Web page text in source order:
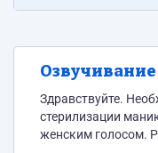
Здравствуйте. Необходимо озвучить ролик о
стерилизации
женским голосом. Работаем после ознакомления с